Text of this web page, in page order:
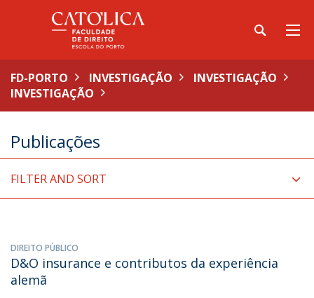
FD-PORTO INVESTIGAÇÃO
INVESTIGAÇÃO
INVESTIGAÇÃO
Publicações
FILTER AND SORT
DIREITO PÚBLICO
D&O insurance e contributos da experiência
alemã